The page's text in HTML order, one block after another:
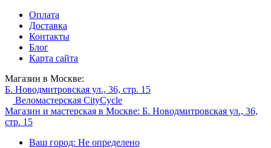
Оплата
Доставка
Контакты
Блог
Карта сайта
Магазин в Москве:
Б. Новодмитровская ул., 36, стр. 15
Веломастерская CityCycle
Магазин и мастерская в Москве: Б. Новодмитровская ул., 36,
стр. 15
Ваш город: Не определено